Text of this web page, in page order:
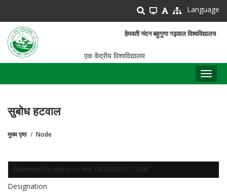
main
content
Language
हेमवती नंदन बहुगुणा गढ़वाल विश्वविद्यालय
एक केंद्रीय विश्वविद्यालय
सुबोध हटवाल
मुख्य पृष्ठ Node
Submitted by admin on मंगल, 08/27/2019 - 18:06
Designation